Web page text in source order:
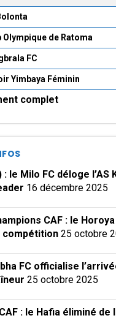
Olympique de Ratoma
FC
Yimbaya Féminin
complet
le Milo FC déloge l’AS
16 décembre 2025
CAF : le
compétition 25 octobre
FC officialise
25 octobre 2025
: le Hafia éliminé de